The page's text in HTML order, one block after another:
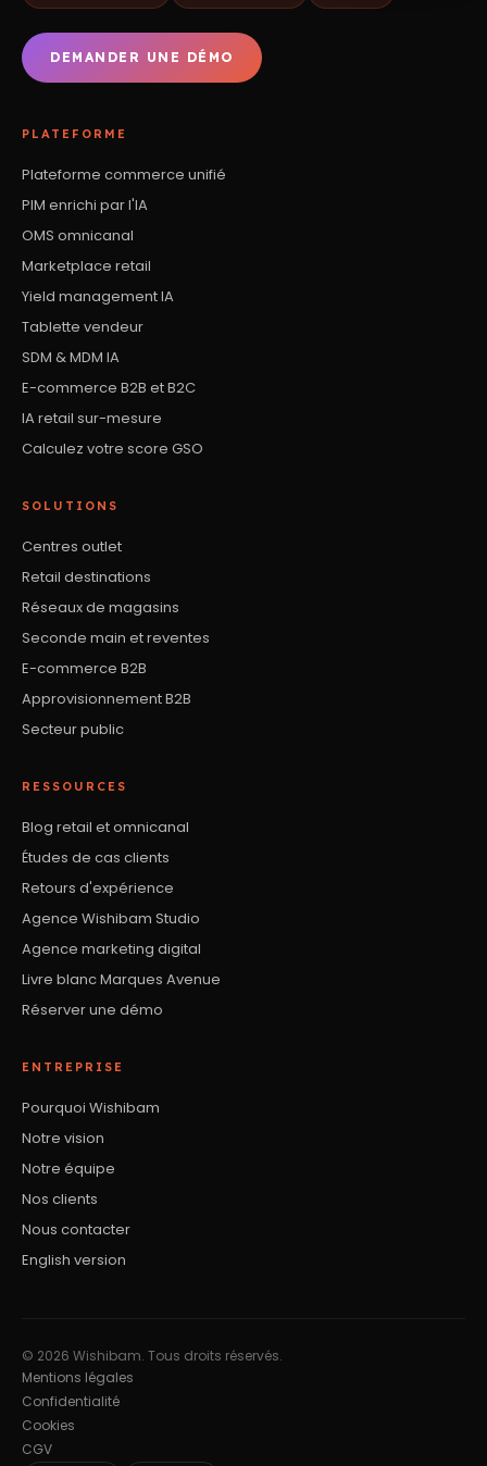
DEMANDER UNE DÉMO
PLATEFORME
Plateforme commerce unifié
PIM enrichi par l'IA
OMS omnicanal
Marketplace retail
Yield management IA
Tablette vendeur
SDM & MDM IA
E-commerce B2B et B2C
IA retail sur-mesure
Calculez votre score GSO
SOLUTIONS
Centres outlet
Retail destinations
Réseaux de magasins
Seconde main et reventes
E-commerce B2B
Approvisionnement B2B
Secteur public
RESSOURCES
Blog retail et omnicanal
Études de cas clients
Retours d'expérience
Agence Wishibam Studio
Agence marketing digital
Livre blanc Marques Avenue
Réserver une démo
ENTREPRISE
Pourquoi Wishibam
Notre vision
Notre équipe
Nos clients
Nous contacter
English version
© 2026 Wishibam. Tous droits réservés.
Mentions légales
Confidentialité
Cookies
CGV